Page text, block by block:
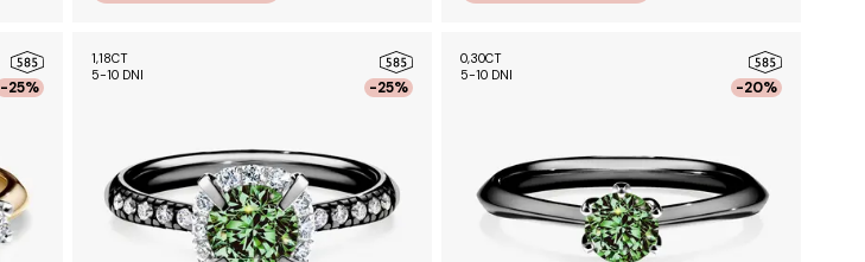
-25% -25%
1,18CT
5-10 DNI
-20%
0,30CT
5-10 DNI